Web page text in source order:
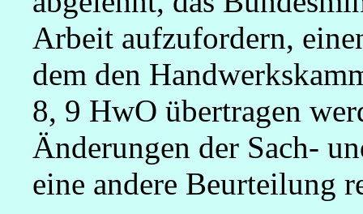
Arbeit aufzufordern,
dem den
8, 9 HwO übertragen
Änderungen der Sach-
eine andere Beurteilung